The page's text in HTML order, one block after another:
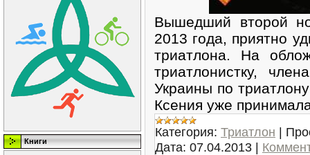
Книги
Вышедший второй
2013 года, приятно
триатлона. На
триатлонистку,
Украины по
Ксения уже
Категория: Триатлон |
Дата: 07.04.2013 |